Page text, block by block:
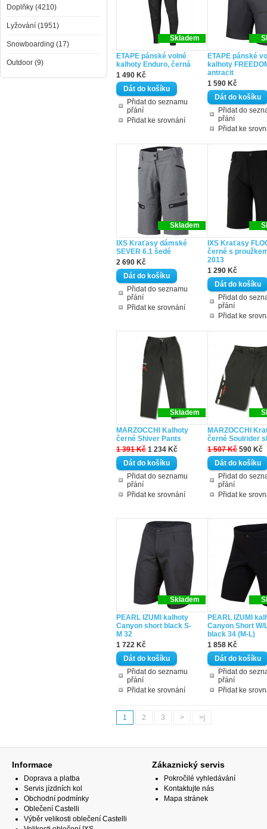
Skladem
ETAPE pánské volné
kalhoty Enduro, černá
1 490 Kč
Přidat do seznamu
přání
Přidat ke srovnání
ETAPE pánské
kalhoty
antracit
1 590 Kč
Přidat do
přání
Přidat ke
Skladem
IXS Kraťasy dámské
SEVER 6.1 šedé
2 690 Kč
Přidat do seznamu
přání
Přidat ke srovnání
IXS Kraťasy
černé s
2013
1 290 Kč
Přidat do
přání
Přidat ke
Skladem
MARZOCCHI Kalhoty
černé Shiver Pants
1 391 Kč 1 234 Kč
Přidat do seznamu
přání
Přidat ke srovnání
MARZOCCHI
černé Soulrider
1 507 Kč 590 Kč
Přidat do
přání
Přidat ke
Skladem
PEARL IZUMI kalhoty
Canyon short black S-
M 32
1 722 Kč
Přidat do seznamu
přání
Přidat ke srovnání
PEARL IZUMI
Canyon Short W/
black 34 (M-L)
1 858 Kč
Přidat do
přání
Přidat ke
1 2 3 > >|
Doplňky (4210)
Lyžování (1951)
Snowboarding (17)
Outdoor (9)
Informace
Doprava a platba
Servis jízdních kol
Obchodní podmínky
Oblečení Castelli
Výběr velikosti oblečení Castelli
Zákaznický servis
Pokročilé vyhledávání
Kontaktujte nás
Mapa stránek